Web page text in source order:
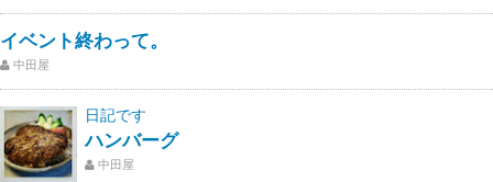
イベント終わって。
中田屋
日記です
ハンバーグ
中田屋